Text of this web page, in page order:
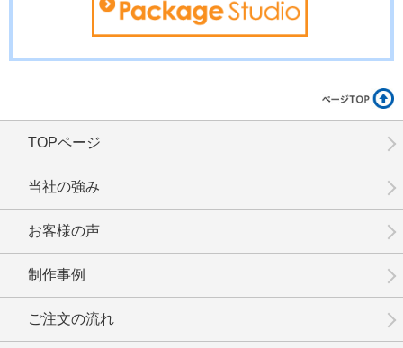
No.15-052 No.15-051
No.15-050
No.15-046
TOPページ
当社の強み
お客様の声
制作事例
ご注文の流れ